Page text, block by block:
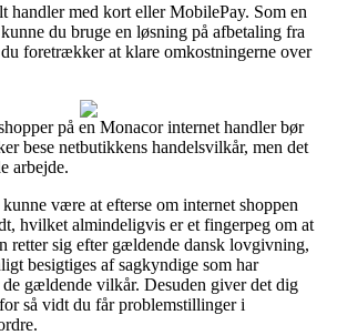
handler med kort eller MobilePay. Som en
du bruge en løsning på afbetaling fra
foretrækker at klare omkostningerne over
på en Monacor internet handler bør
bese netbutikkens handelsvilkår, men det
arbejde.
være at efterse om internet shoppen
hvilket almindeligvis er et fingerpeg om at
retter sig efter gældende dansk lovgivning,
besigtiges af sagkyndige som har
gældende vilkår. Desuden giver det dig
så vidt du får problemstillinger i